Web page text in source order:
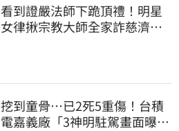
看到證嚴法師下跪頂禮！明星
女律揪宗教大師全家詐慈濟…
挖到童骨…已2死5重傷！台積
電嘉義廠「3神明駐駕畫面曝